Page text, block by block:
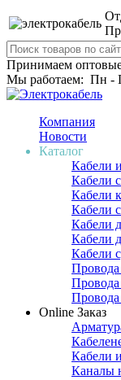
Принимаем оптовые
Мы работаем: Пн -
Компания
Новости
Каталог
Кабели
Кабели
Кабели
Кабели
Кабели
Кабели
Кабели
Провода
Провода
Online Заказ
Кабели
Каналы